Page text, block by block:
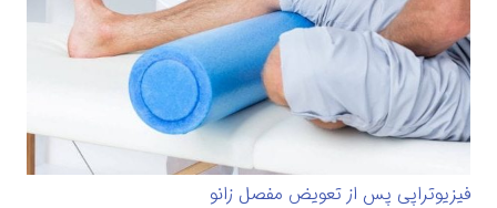
فیزیوتراپی پس از تعویض مفصل زانو